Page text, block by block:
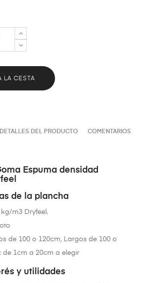
LA CESTA
DETALLES DEL PRODUCTO COMENTARIOS
Espuma densidad
de la plancha
kg/m3 Dryfeel.
de 100 o 120cm, Largos de 100 o
de 1cm a 20cm a elegir
y utilidades